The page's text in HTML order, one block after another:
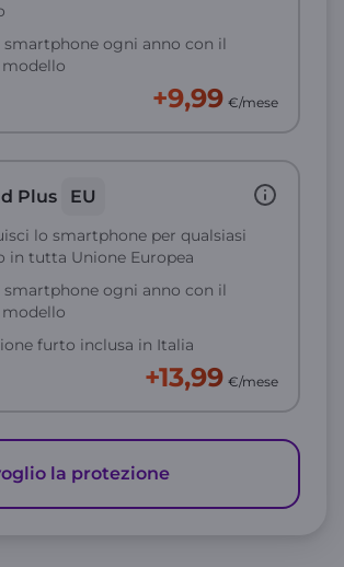
smartphone ogni anno con il
+9,99 €/mese
Plus EU
lo smartphone per qualsiasi
in tutta Unione Europea
smartphone ogni anno con il
furto inclusa in Italia
+13,99 €/mese
la protezione